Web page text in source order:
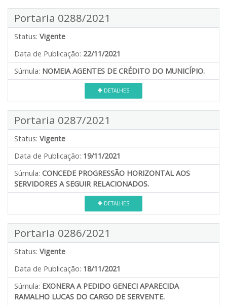
Portaria 0288/2021
Status: Vigente
Data de Publicação: 22/11/2021
Súmula: NOMEIA AGENTES DE CRÉDITO DO MUNICÍPIO.
DETALHES
Portaria 0287/2021
Status: Vigente
Data de Publicação: 19/11/2021
Súmula: CONCEDE PROGRESSÃO HORIZONTAL AOS
SERVIDORES A SEGUIR RELACIONADOS.
DETALHES
Portaria 0286/2021
Status: Vigente
Data de Publicação: 18/11/2021
Súmula: EXONERA A PEDIDO GENECI APARECIDA
RAMALHO LUCAS DO CARGO DE SERVENTE.